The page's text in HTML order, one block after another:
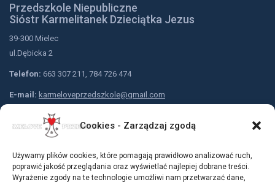
Cookies - Zarządzaj zgodą
Używamy plików cookies, które pomagają prawidłowo analizować ruch,
poprawić jakość przeglądania oraz wyświetlać najlepiej dobrane treści.
Wyrażenie zgody na te technologie umożliwi nam przetwarzać dane,
Przedszkole Niepubliczne
Sióstr Karmelitanek Dzieciątka Jezus
39-300 Mielec
ul.Dębicka 2
Telefon: 663 307 211, 784 726 474
E-mail: karmeloveprzedszkole@gmail.com
Nr konta przedszkola:
Bank Spółdzielczy w Mielcu
Dołącz do nas: